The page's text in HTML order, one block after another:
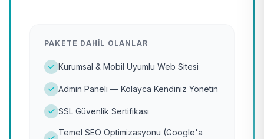
PAKETE DAHIL OLANLAR
Kurumsal & Mobil Uyumlu Web Sitesi
Admin Paneli — Kolayca Kendiniz Yönetin
SSL Güvenlik Sertifikası
Temel SEO Optimizasyonu (Google'a